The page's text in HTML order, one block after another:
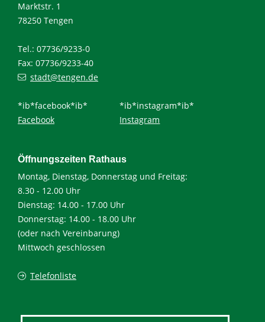
Marktstr. 1
78250 Tengen
Tel.: 07736/9233-0
Fax: 07736/9233-40
stadt@tengen.de
*ib*facebook*ib*
Facebook
*ib*instagram*ib*
Instagram
Öffnungszeiten Rathaus
Montag, Dienstag, Donnerstag und Freitag:
8.30 - 12.00 Uhr
Dienstag: 14.00 - 17.00 Uhr
Donnerstag: 14.00 - 18.00 Uhr
(oder nach Vereinbarung)
Mittwoch geschlossen
Telefonliste